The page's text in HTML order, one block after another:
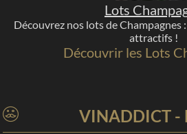
Lots
Découvrez nos lots de
attractifs !
Découvrir les Lots
VINADDICT -